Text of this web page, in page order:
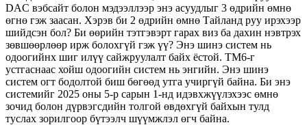
DAC вэбсайт болон мэдээллээр энэ асуудлыг 3 өдрийн өмнө
өгнө гэж заасан. Хэрэв би 2 өдрийн өмнө Тайланд руу ирэхээр
шийдсэн бол? Би өөрийн тэтгэвэрт гарах виз ба дахин нэвтрэх
зөвшөөрлөөр ирж болохгүй гэж үү? Энэ шинэ систем нь
одоогийнх шиг илүү сайжруулалт байх ёстой. TM6-г
устгаснаас хойш одоогийн систем нь энгийн. Энэ шинэ
систем огт бодолтой биш бөгөөд утга учиргүй байна. Би энэ
системийг 2025 оны 5-р сарын 1-нд идэвхжүүлэхээс өмнө
зочид болон дүрвэгсдийн толгой өвдөхгүй байхын тулд
туслах зорилгоор бүтээлч шүүмжлэл өгч байна.